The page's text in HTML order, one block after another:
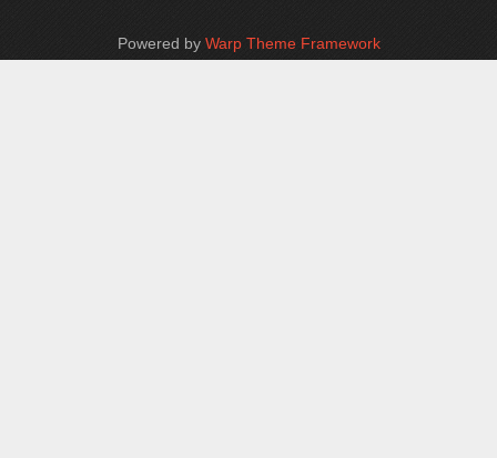
Powered by Warp Theme Framework